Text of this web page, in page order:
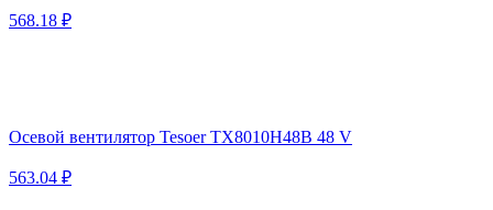
568.18 ₽
Осевой вентилятор Tesoer TX8010H48B 48 V
563.04 ₽